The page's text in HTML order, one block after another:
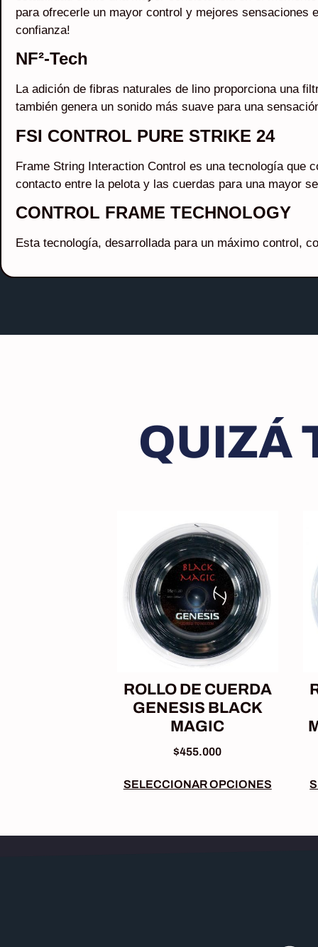
para ofrecerle un mayor control y mejores sensaciones
confianza!
NF²-Tech
La adición de fibras naturales de lino proporciona una
también genera un sonido más suave para una
FSI CONTROL PURE STRIKE 24
Frame String Interaction Control es una tecnología que
contacto entre la pelota y las cuerdas para una mayor
CONTROL FRAME TECHNOLOGY
Esta tecnología, desarrollada para un máximo control,
QUIZÁ
ROLLO DE CUERDA
GENESIS BLACK
MAGIC
$455.000
SELECCIONAR OPCIONES